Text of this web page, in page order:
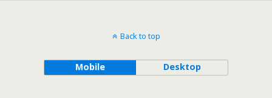
Back to top
Mobile Desktop